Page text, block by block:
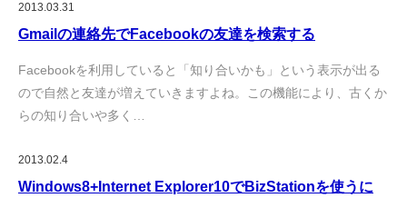
2013.03.31
Gmailの連絡先でFacebookの友達を検索する
Facebookを利用していると「知り合いかも」という表示が出る
ので自然と友達が増えていきますよね。この機能により、古くか
らの知り合いや多く…
2013.02.4
Windows8+Internet Explorer10でBizStationを使うに